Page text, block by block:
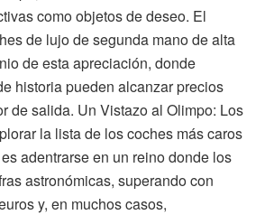
como objetos de deseo. El
de lujo de segunda mano de alta
de esta apreciación, donde
historia pueden alcanzar precios
de salida. Un Vistazo al Olimpo: Los
la lista de los coches más caros
adentrarse en un reino donde los
astronómicas, superando con
y, en muchos casos,